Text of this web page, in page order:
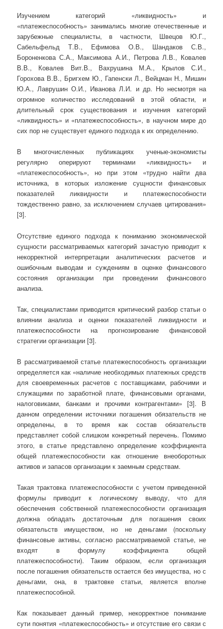
Изучением категорий «ликвидность» и
«платежеспособность» занимались многие отечественные и
зарубежные специалисты, в частности, Швецов Ю.Г.,
Сабельфельд Т.В., Ефимова О.В., Шандаков С.В.,
Бороненкова С.А., Максимова А.И., Петрова Л.В., Ковалев
В.В., Ковалев Вит.В., Вахрушина М.А., Крылов С.И.,
Горохова В.В., Бригхем Ю., Гапенски Л., Вейцман Н., Мишин
Ю.А., Лаврушин О.И., Иванова Л.И. и др. Но несмотря на
огромное количество исследований в этой области, и
длительный срок существования и изучения категорий
«ликвидность» и «платежеспособность», в научном мире до
сих пор не существует единого подхода к их определению.
В многочисленных публикациях ученые-экономисты
регулярно оперируют терминами «ликвидность» и
«платежеспособность», но при этом «трудно найти два
источника, в которых изложение сущности финансовых
показателей ликвидности и платежеспособности
тождественно равно, за исключением случаев цитирования»
[3].
Отсутствие единого подхода к пониманию экономической
сущности рассматриваемых категорий зачастую приводит к
некорректной интерпретации аналитических расчетов и
ошибочным выводам и суждениям в оценке финансового
состояния организации при проведении финансового
анализа.
Так, специалистами приводится критический разбор статьи о
влиянии анализа и оценки показателей ликвидности и
платежеспособности на прогнозирование финансовой
стратегии организации [3].
В рассматриваемой статье платежеспособность организации
определяется как «наличие необходимых платежных средств
для своевременных расчетов с поставщиками, рабочими и
служащими по заработной плате, финансовыми органами,
налоговиками, банками и прочими контрагентами» [3]. В
данном определении источники погашения обязательств не
определены, в то время как состав обязательств
представляет собой слишком конкретный перечень. Помимо
этого, в статье представлено определение коэффициента
общей платежеспособности как отношение внеоборотных
активов и запасов организации к заемным средствам.
Такая трактовка платежеспособности с учетом приведенной
формулы приводит к логическому выводу, что для
обеспечения собственной платежеспособности организация
должна обладать достаточным для погашения своих
обязательств имуществом, но не деньгами (поскольку
финансовые активы, согласно рассматриваемой статье, не
входят в формулу коэффициента общей
платежеспособности). Таким образом, если организация
после погашения обязательств остается без имущества, но с
деньгами, она, в трактовке статьи, является вполне
платежеспособной.
Как показывает данный пример, некорректное понимание
сути понятия «платежеспособность» и отсутствие его связи с